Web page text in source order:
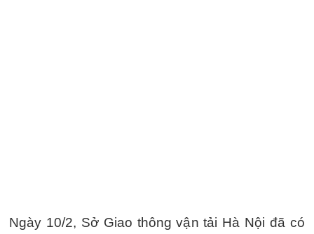
Ngày 10/2, Sở Giao thông vận tải Hà Nội đã có